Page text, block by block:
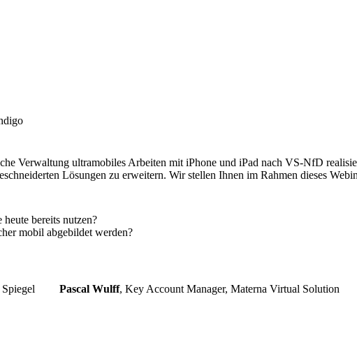
Verwaltung ultramobiles Arbeiten mit iPhone und iPad nach VS-NfD
Lösungen zu erweitern. Wir stellen Ihnen im Rahmen dieses
bereits nutzen?
mobil abgebildet werden?
Pascal Wulff, Key Account Manager, Materna Virtual Solution